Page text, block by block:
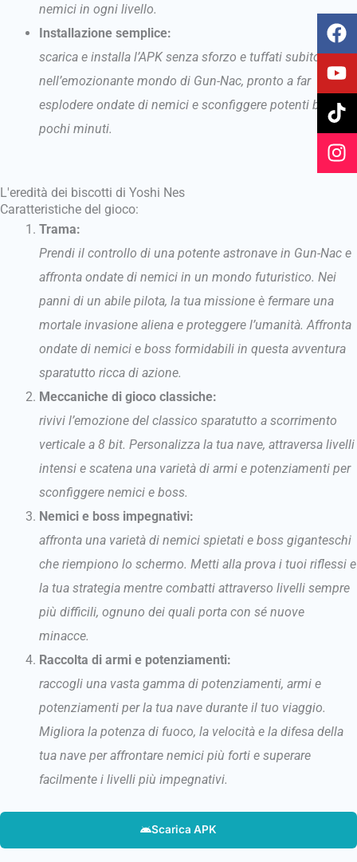
nemici in ogni livello.
Installazione semplice:
scarica e installa l’APK senza sforzo e tuffati subito
nell’emozionante mondo di Gun-Nac, pronto a far
esplodere ondate di nemici e sconfiggere potenti boss in
pochi minuti.
L'eredità dei biscotti di Yoshi Nes
Caratteristiche del gioco:
Trama:
Prendi il controllo di una potente astronave in Gun-Nac e
affronta ondate di nemici in un mondo futuristico. Nei
panni di un abile pilota, la tua missione è fermare una
mortale invasione aliena e proteggere l’umanità. Affronta
ondate di nemici e boss formidabili in questa avventura
sparatutto ricca di azione.
Meccaniche di gioco classiche:
rivivi l’emozione del classico sparatutto a scorrimento
verticale a 8 bit. Personalizza la tua nave, attraversa livelli
intensi e scatena una varietà di armi e potenziamenti per
sconfiggere nemici e boss.
Nemici e boss impegnativi:
affronta una varietà di nemici spietati e boss giganteschi
che riempiono lo schermo. Metti alla prova i tuoi riflessi e
la tua strategia mentre combatti attraverso livelli sempre
più difficili, ognuno dei quali porta con sé nuove
minacce.
Raccolta di armi e potenziamenti:
raccogli una vasta gamma di potenziamenti, armi e
potenziamenti per la tua nave durante il tuo viaggio.
Migliora la potenza di fuoco, la velocità e la difesa della
tua nave per affrontare nemici più forti e superare
facilmente i livelli più impegnativi.
Scarica APK
F
a
c
e
b
o
o
k
Y
o
u
t
u
b
e
T
i
k
t
o
k
I
n
s
t
a
g
r
a